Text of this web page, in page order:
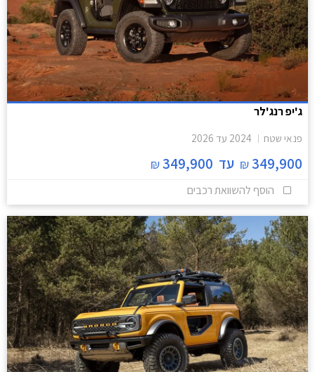
ג'יפ רנג'לר
פנאי שטח 2024 עד 2026
349,900
₪ עד 349,900
₪
הוסף להשוואת רכבים